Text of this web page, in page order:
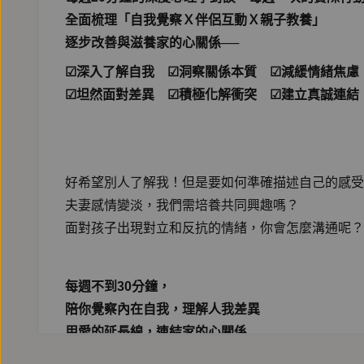
全面梳理「自我覺察Ｘ伴侶互動Ｘ親子教養」
逐步改善與滋養家的心關係──
☑深入了解自我 ☑洞察關係本質 ☑減緩情緒焦慮
☑坦然面對差異 ☑積極化解衝突 ☑建立真誠連結
好希望別人了解我！但是要如何準確描述自己的感
夫妻感情變淡，我們需培養共同興趣嗎？
面對孩子出現對立和反抗的情緒，你會怎麼溝通呢？
每週不到30分鐘，
陪你覺察內在自我，理解人我差異
用愛的延長線，連結家的心關係